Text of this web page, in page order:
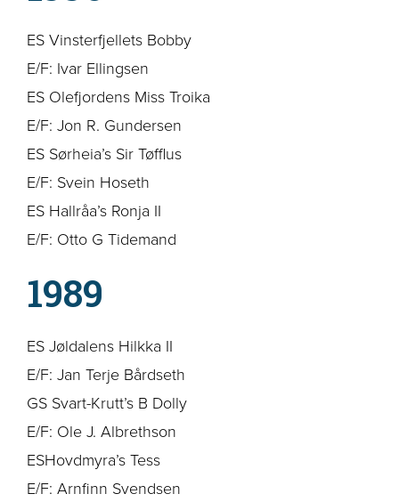
ES Vinsterfjellets Bobby
E/F: Ivar Ellingsen
ES Olefjordens Miss Troika
E/F: Jon R. Gundersen
ES Sørheia’s Sir Tøfflus
E/F: Svein Hoseth
ES Hallråa’s Ronja II
E/F: Otto G Tidemand
1989
ES Jøldalens Hilkka II
E/F: Jan Terje Bårdseth
GS Svart-Krutt’s B Dolly
E/F: Ole J. Albrethson
ESHovdmyra’s Tess
E/F: Arnfinn Svendsen